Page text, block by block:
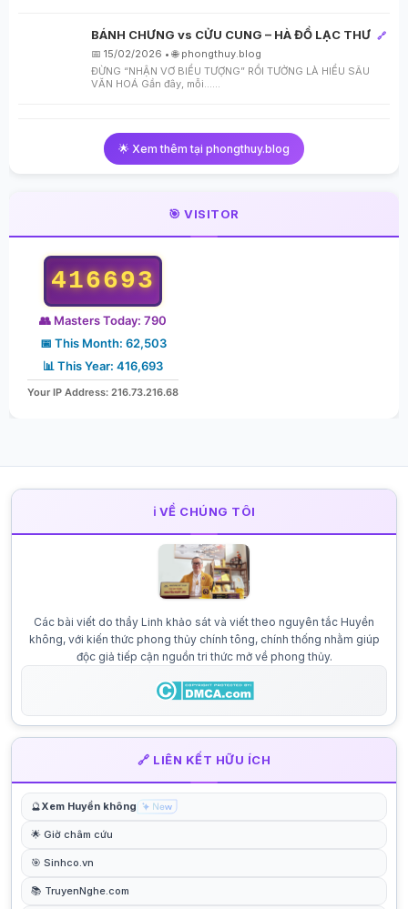
BÁNH CHƯNG vs CỬU CUNG – HÀ ĐỒ LẠC THƯ 🔗
📅 15/02/2026 • 🌐 phongthuy.blog
ĐỪNG “NHẬN VƠ BIỂU TƯỢNG” RỒI TƯỞNG LÀ HIỂU SÂU
VĂN HOÁ Gần đây, mỗi…...
🌟 Xem thêm tại phongthuy.blog
🎯 VISITOR
416693
👥 Masters Today: 790
📅 This Month: 62,503
📊 This Year: 416,693
Your IP Address: 216.73.216.68
ℹ️ VỀ CHÚNG TÔI
Các bài viết do thầy Linh khảo sát và viết theo nguyên tắc Huyền
không, với kiến thức phong thủy chính tông, chính thống nhằm giúp
độc giả tiếp cận nguồn tri thức mở về phong thủy.
🔗 LIÊN KẾT HỮU ÍCH
🔮Xem Huyền không
🌟 Giờ châm cứu
🎯 Sinhco.vn
📚 TruyenNghe.com